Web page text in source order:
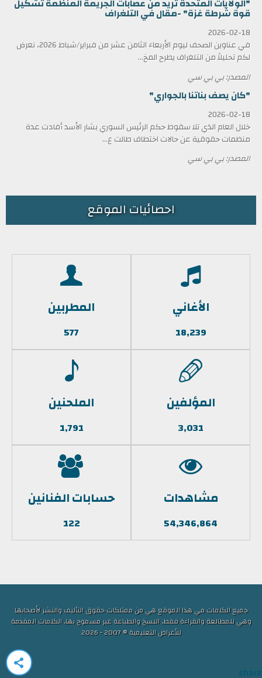
"الولايات المتحدة تريد من عصابات الجريمة المنظمة تشكيل
قوة شرطة غزة" -مقال في التلغراف
2026-02-18
في عناوين الصحف ليوم الأربعاء الثامن عشر من فبراير/شباط 2026، نعرض
لكم تحليلاً من التلغراف يطرح المخ...
المصدر: بي بي سي
"كان يصف بناتنا بالجواري"
2026-02-18
خلال العام الذي تلا سقوط حكم الرئيس السوري بشار الأسد أفادت عدة
منظمات حقوقية عن حالات اختطاف طالت ع...
المصدر: بي بي سي
احصائيات الموقع
الأغاني
18,239
المطربين
577
المؤلفين
3,031
الملحنين
1,791
مشاهدات
54,346,864
حسابات الفنانين
122
جميع الكلمات في هذا الموقع هي من ممتلكات حقوق التأليف والنشر لأصحابها
وهي للمطالعة والقراءة فقط, النسخ والطباعة غير مسموح بها, الكلمات المقدمة
للأغراض التعليمية © 2007 - 2026
share